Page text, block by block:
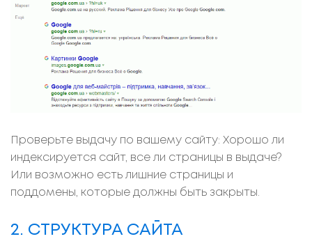
Проверьте выдачу по вашему сайту: Хорошо ли
индексируется сайт, все ли страницы в выдаче?
Или возможно есть лишние страницы и
поддомены, которые должны быть закрыты.
2. СТРУКТУРА САЙТА